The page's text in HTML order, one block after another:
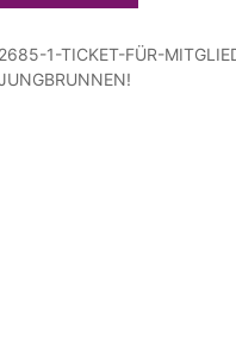
2685-1-TICKET-FÜR-